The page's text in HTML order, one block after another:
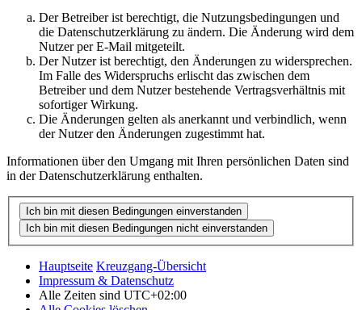
Der Betreiber ist berechtigt, die Nutzungsbedingungen und
die Datenschutzerklärung zu ändern. Die Änderung wird dem
Nutzer per E-Mail mitgeteilt.
Der Nutzer ist berechtigt, den Änderungen zu widersprechen.
Im Falle des Widerspruchs erlischt das zwischen dem
Betreiber und dem Nutzer bestehende Vertragsverhältnis mit
sofortiger Wirkung.
Die Änderungen gelten als anerkannt und verbindlich, wenn
der Nutzer den Änderungen zugestimmt hat.
Informationen über den Umgang mit Ihren persönlichen Daten sind
in der Datenschutzerklärung enthalten.
Hauptseite Kreuzgang-Übersicht
Impressum & Datenschutz
Alle Zeiten sind UTC+02:00